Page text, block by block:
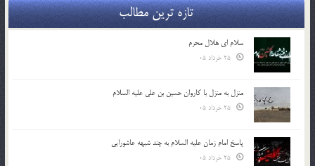
تازه ترین مطالب
سلام ای هلال محرم
منزل به منزل با کاروان حسین بن علی علیه السلام
پاسخ امام زمان علیه السلام به چند شبهه عاشورایی